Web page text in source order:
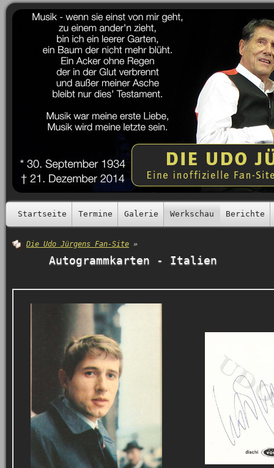
Startseite Termine Galerie Werkschau Berichte
Die Udo Jürgens Fan-Site »
Autogrammkarten - Italien